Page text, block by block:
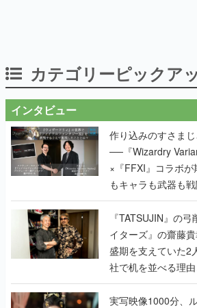
カテゴリーピックア
インタビュー
作り込みのすさま
──『Wizardry
×『FFXI』コラボ
もキャラも武器も
で作り込まれた理
く
『TATSUJIN』の
イターズ』の齋藤
盛期を支えていた2
社で机を並べる理
『TATSUJIN
んだレジェンド2人
実写映像1000分、